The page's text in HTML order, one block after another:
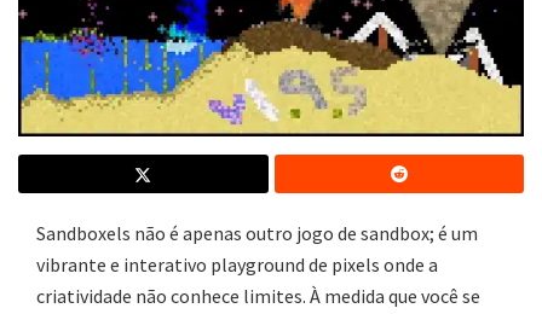
Sandboxels não é apenas outro jogo de sandbox; é um
vibrante e interativo playground de pixels onde a
criatividade não conhece limites. À medida que você se